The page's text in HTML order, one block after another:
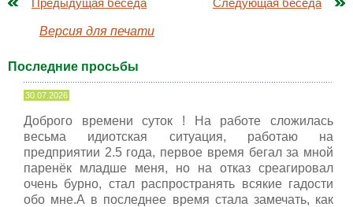
Версия для печати
Последние просьбы
30.07.2026
Доброго времени суток ! На работе сложилась
весьма идиотская ситуация, работаю на
предприятии 2.5 года, первое время бегал за мной
паренёк младше меня, но на отказ среагировал
очень бурно, стал распространять всякие гадости
обо мне.А в последнее время стала замечать, как